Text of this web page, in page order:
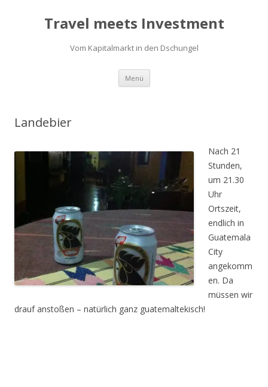
Travel meets Investment
Vom Kapitalmarkt in den Dschungel
Menü Springe
Inhalt
Landebier
Nach 21
Stunden,
um 21.30
Uhr
Ortszeit,
endlich in
Guatemala
City
angekomm
en. Da
müssen wir
drauf anstoßen – natürlich ganz guatemaltekisch!